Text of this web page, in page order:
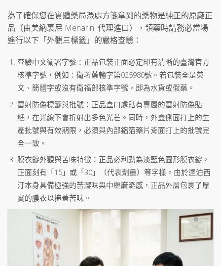
為了確保您在實體藥局憑處方箋拿到的藥物是純正的原廠正
品（由美納裏尼 Menarini 代理進口），領藥時請務必當場
進行以下「外觀三標籤」的嚴格查驗：
查驗中文衛署字號：正品包裝正面必定印有清晰的臺灣官方
核準字號，例如：衛署藥輸字第025980號。若包裝全是英
文、簡體字或沒有衛福部核準字號，即為水貨或假藥。
雷射防偽標籤與批號：正品盒口處貼有專屬的雷射防偽貼
紙，在光線下會折射出多色光芒。同時，外盒側面打上的生
產批號與有效期限，必須與內部鋁箔藥片背面打上的批號完
全一致。
膜衣錠外觀與苦味特徵：正品必利勁為淡藍色圓形膜衣錠，
正面刻有「15」或「30」（代表劑量）等字樣。由於達泊西
汀本身具備極強的苦澀味與中樞麻澀感，正品外層包裹了厚
實的膜衣以掩蓋苦味。